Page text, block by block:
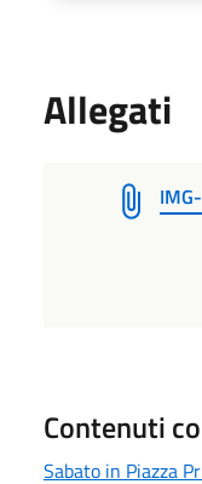
Allegati
Contenuti
Sabato in Piazza